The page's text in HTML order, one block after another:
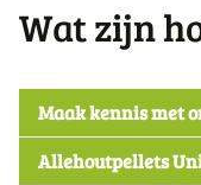
Wat zijn
Maak kennis met
Allehoutpellets